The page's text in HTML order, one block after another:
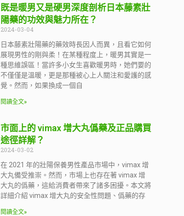
既是暖男又是硬男深度剖析日本藤素壯
陽藥的功效與魅力所在？
2024-03-04
日本藤素壯陽藥的藥效時長因人而異，且看它如何
展現男性的剛與柔！在某種程度上，暖男其實是一
種思維誤區！當許多小女生喜歡暖男時，她們要的
不僅僅是溫暖，更是那種被心上人關注和愛護的感
覺。然而，如果換成一個自
閱讀全文»
市面上的 vimax 增大丸僞藥及正品購買
途徑詳解？
2024-03-02
在 2021 年的壯陽保養男性產品市場中，vimax 增
大丸備受推崇。然而，市場上也存在著 vimax 增
大丸的僞藥，這給消費者帶來了諸多困擾。本文將
詳細介紹 vimax 增大丸的安全性問題、僞藥的存
閱讀全文»